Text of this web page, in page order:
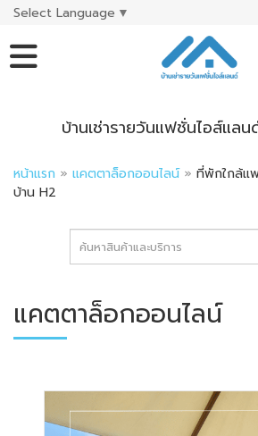
Select Language ▼
บ้านเช่ารายวันแฟชั่นไอส์แล
หน้าแรก » แคตตาล็อกออนไลน์ » ที่พักใกล้แ
บ้าน H2
แคตตาล็อกออนไลน์